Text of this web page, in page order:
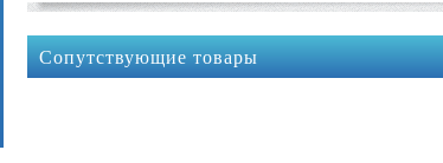
Сопутствующие товары